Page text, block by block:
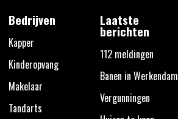
Bedrijven
Kapper
Kinderopvang
Makelaar
Tandarts
Laatste
berichten
112 meldingen
Banen in Werkendam
Vergunningen